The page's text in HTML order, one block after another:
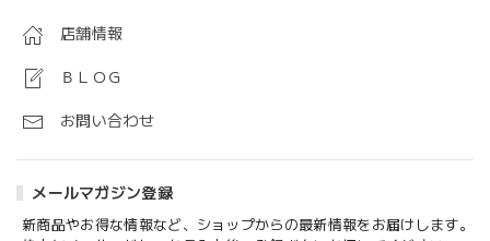
店舗情報
ＢＬＯＧ
お問い合わせ
メールマガジン登録
新商品やお得な情報など、ショップからの最新情報をお届けします。